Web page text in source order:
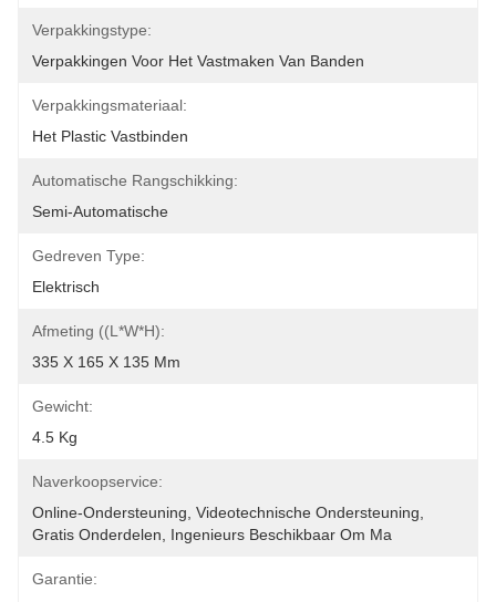
Verpakkingstype:
Verpakkingen Voor Het Vastmaken Van Banden
Verpakkingsmateriaal:
Het Plastic Vastbinden
Automatische Rangschikking:
Semi-Automatische
Gedreven Type:
Elektrisch
Afmeting ((L*W*H):
335 X 165 X 135 Mm
Gewicht:
4.5 Kg
Naverkoopservice:
Online-Ondersteuning, Videotechnische Ondersteuning,
Gratis Onderdelen, Ingenieurs Beschikbaar Om Ma
Garantie: